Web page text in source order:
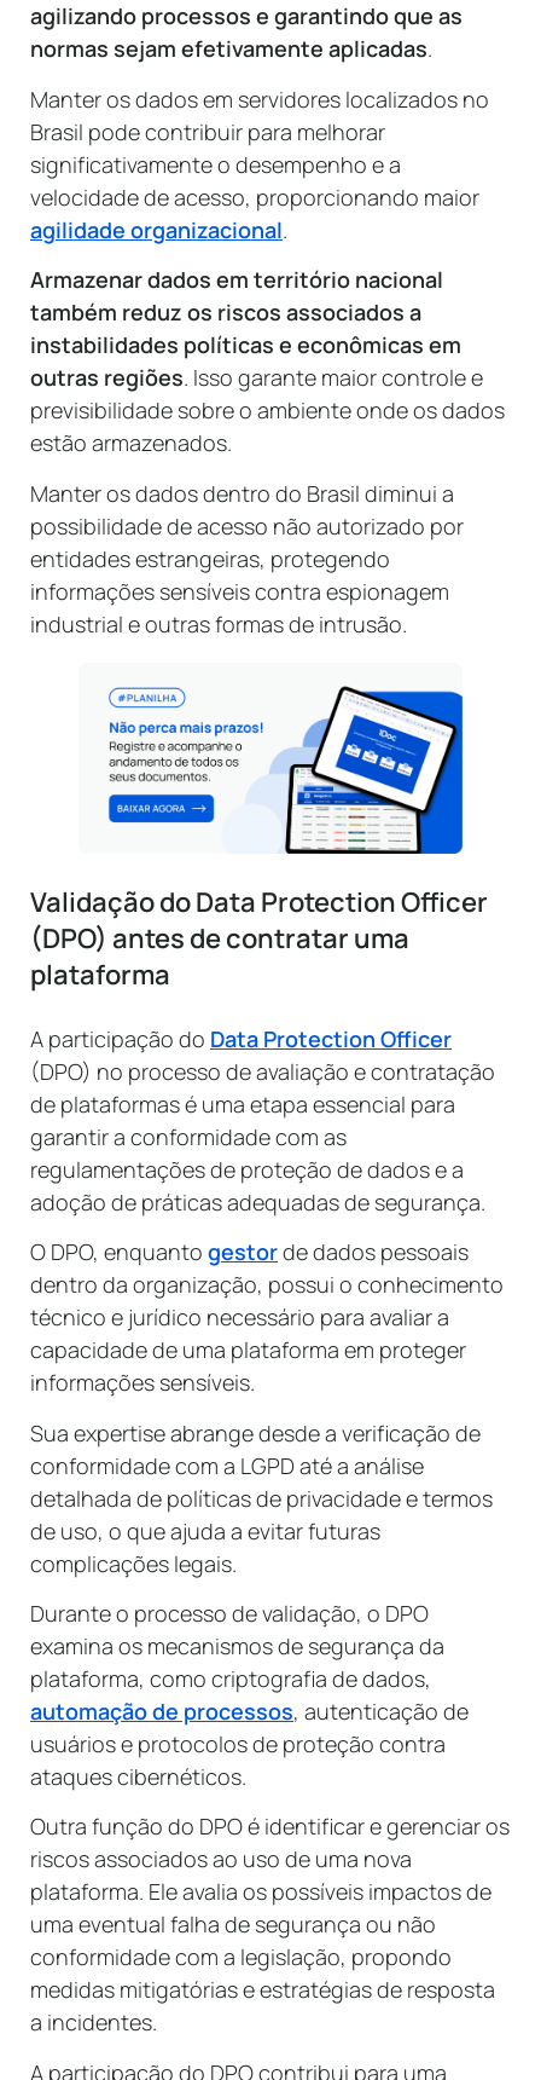
agilizando processos e garantindo que as
normas sejam efetivamente aplicadas.
Manter os dados em servidores localizados no
Brasil pode contribuir para melhorar
significativamente o desempenho e a
velocidade de acesso, proporcionando maior
agilidade organizacional.
Armazenar dados em território nacional
também reduz os riscos associados a
instabilidades políticas e econômicas em
outras regiões. Isso garante maior controle e
previsibilidade sobre o ambiente onde os dados
estão armazenados.
Manter os dados dentro do Brasil diminui a
possibilidade de acesso não autorizado por
entidades estrangeiras, protegendo
informações sensíveis contra espionagem
industrial e outras formas de intrusão.
Validação do Data Protection Officer
(DPO) antes de contratar uma
plataforma
A participação do Data Protection Officer
(DPO) no processo de avaliação e contratação
de plataformas é uma etapa essencial para
garantir a conformidade com as
regulamentações de proteção de dados e a
adoção de práticas adequadas de segurança.
O DPO, enquanto gestorde dados pessoais
dentro da organização, possui o conhecimento
técnico e jurídico necessário para avaliar a
capacidade de uma plataforma em proteger
informações sensíveis.
Sua expertise abrange desde a verificação de
conformidade com a LGPD até a análise
detalhada de políticas de privacidade e termos
de uso, o que ajuda a evitar futuras
complicações legais.
Durante o processo de validação, o DPO
examina os mecanismos de segurança da
plataforma, como criptografia de dados,
automação de processos, autenticação de
usuários e protocolos de proteção contra
ataques cibernéticos.
Outra função do DPO é identificar e gerenciar os
riscos associados ao uso de uma nova
plataforma. Ele avalia os possíveis impactos de
uma eventual falha de segurança ou não
conformidade com a legislação, propondo
medidas mitigatórias e estratégias de resposta
a incidentes.
A participação do DPO contribui para uma